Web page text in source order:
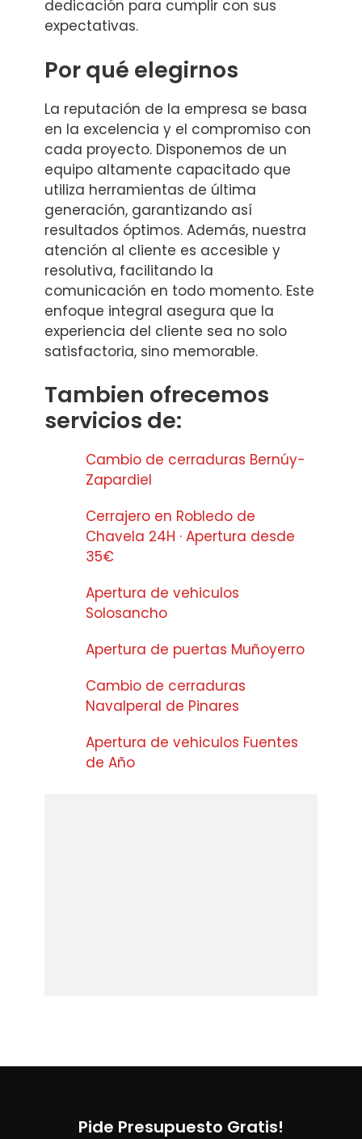
dedicación para cumplir con sus
expectativas.
Por qué elegirnos
La reputación de la empresa se basa
en la excelencia y el compromiso con
cada proyecto. Disponemos de un
equipo altamente capacitado que
utiliza herramientas de última
generación, garantizando así
resultados óptimos. Además, nuestra
atención al cliente es accesible y
resolutiva, facilitando la
comunicación en todo momento. Este
enfoque integral asegura que la
experiencia del cliente sea no solo
satisfactoria, sino memorable.
Tambien ofrecemos
servicios de:
Cambio de cerraduras Bernúy-
Zapardiel
Cerrajero en Robledo de
Chavela 24H · Apertura desde
35€
Apertura de vehiculos
Solosancho
Apertura de puertas Muñoyerro
Cambio de cerraduras
Navalperal de Pinares
Apertura de vehiculos Fuentes
de Año
Pide Presupuesto Gratis!